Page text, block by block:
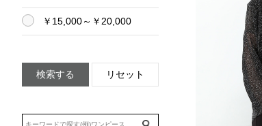
￥15,000～￥20,000
検索する リセット